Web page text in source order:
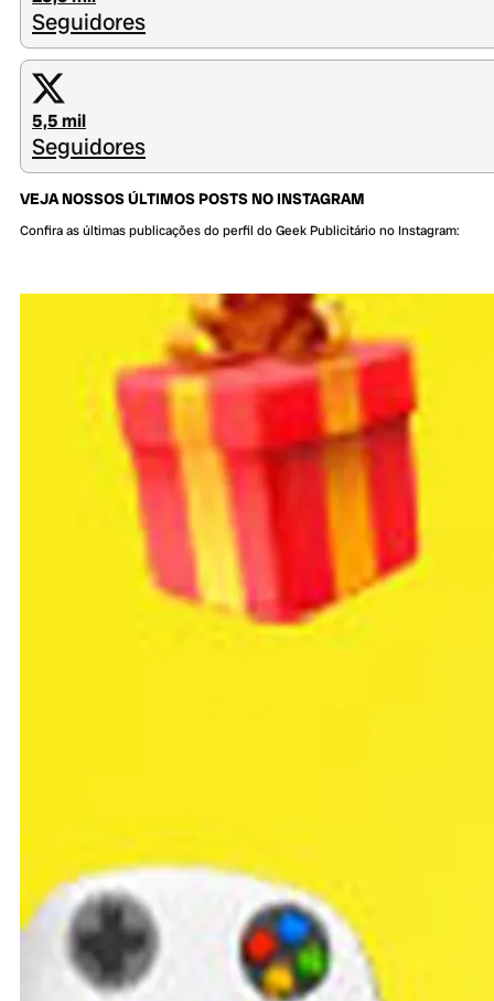
Seguidores
5,5 mil
Seguidores
VEJA NOSSOS ÚLTIMOS POSTS NO INSTAGRAM
Confira as últimas publicações do perfil do Geek Publicitário no Instagram: